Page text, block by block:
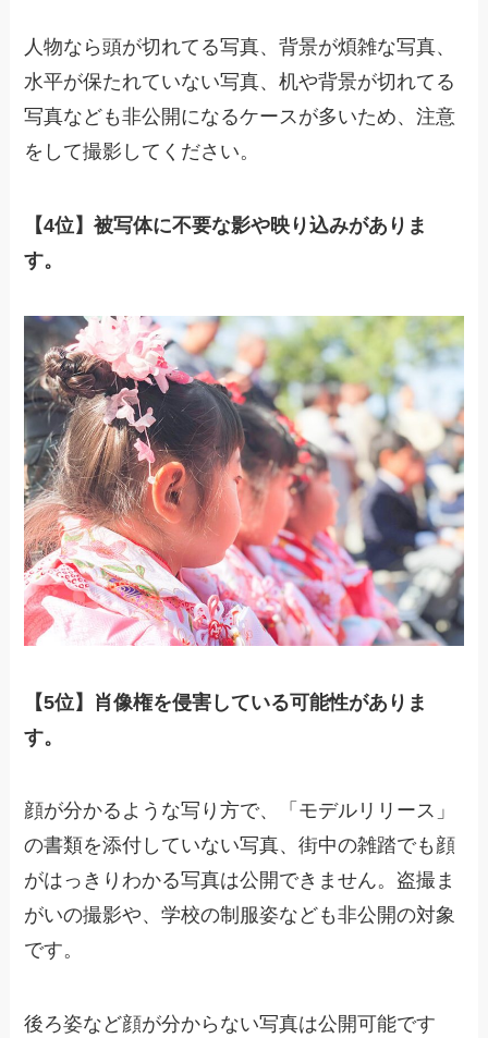
人物なら頭が切れてる写真、背景が煩雑な写真、
水平が保たれていない写真、机や背景が切れてる
写真なども非公開になるケースが多いため、注意
をして撮影してください。
【4位】被写体に不要な影や映り込みがありま
す。
【5位】肖像権を侵害している可能性がありま
す。
顔が分かるような写り方で、「モデルリリース」
の書類を添付していない写真、街中の雑踏でも顔
がはっきりわかる写真は公開できません。盗撮ま
がいの撮影や、学校の制服姿なども非公開の対象
です。
後ろ姿など顔が分からない写真は公開可能です